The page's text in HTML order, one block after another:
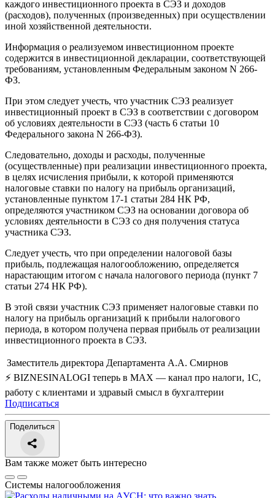
каждого инвестиционного проекта в СЭЗ и доходов
(расходов), полученных (произведенных) при осуществлении
иной хозяйственной деятельности.
Информация о реализуемом инвестиционном проекте
содержится в инвестиционной декларации, соответствующей
требованиям, установленным Федеральным законом N 266-
ФЗ.
При этом следует учесть, что участник СЭЗ реализует
инвестиционный проект в СЭЗ в соответствии с договором
об условиях деятельности в СЭЗ (часть 6 статьи 10
Федерального закона N 266-ФЗ).
Следовательно, доходы и расходы, полученные
(осуществленные) при реализации инвестиционного проекта,
в целях исчисления прибыли, к которой применяются
налоговые ставки по налогу на прибыль организаций,
установленные пунктом 1 7-1 статьи 284 НК РФ,
определяются участником СЭЗ на основании договора об
условиях деятельности в СЭЗ со дня получения статуса
участника СЭЗ.
Следует учесть, что при определении налоговой базы
прибыль, подлежащая налогообложению, определяется
нарастающим итогом с начала налогового периода (пункт 7
статьи 274 НК РФ).
В этой связи участник СЭЗ применяет налоговые ставки по
налогу на прибыль организаций к прибыли налогового
периода, в котором получена первая прибыль от реализации
инвестиционного проекта в СЭЗ.
Заместитель директора Департамента А.А. Смирнов
⚡ BIZNESINALOGI теперь в MAX — канал про налоги, 1С,
работу с клиентами и здравый смысл в бухгалтерии
Подписаться
Поделиться
Вам также может быть интересно
Системы налогообложения